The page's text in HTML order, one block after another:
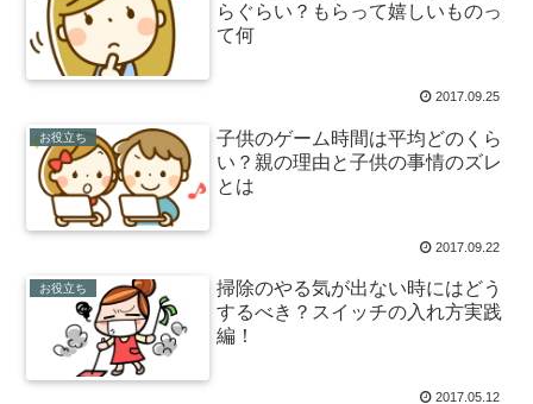
らぐらい？もらって嬉しいものっ
て何
2017.09.25
お役立ち
子供のゲーム時間は平均どのくら
い？親の理由と子供の事情のズレ
とは
2017.09.22
お役立ち
掃除のやる気が出ない時にはどう
するべき？スイッチの入れ方実践
編！
2017.05.12